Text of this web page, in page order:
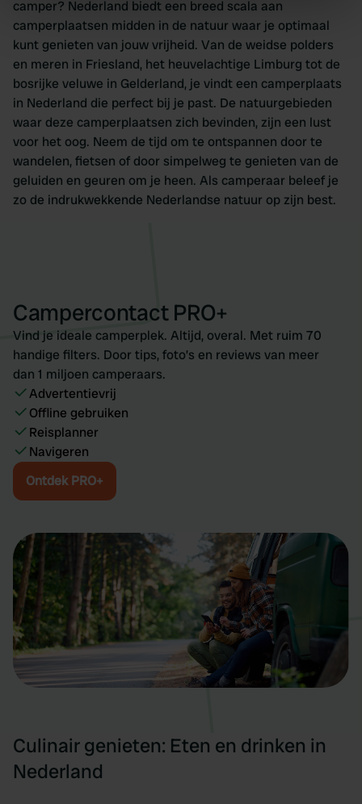
specific characteristics (fingerprinting)
Find out more about how your personal data is processed
and set your preferences in the details section.
We use cookies to personalise content and ads, to
provide social media features and to analyse our traffic.
We also share information about your use of our site with
our social media, advertising and analytics partners who
may combine it with other information that you’ve
provided to them or that they’ve collected from your use
of their services.
camper? Nederland biedt een breed scala aan
camperplaatsen midden in de natuur waar je optimaal
kunt genieten van jouw vrijheid. Van de weidse polders
en meren in Friesland, het heuvelachtige Limburg tot de
bosrijke veluwe in Gelderland, je vindt een camperplaats
in Nederland die perfect bij je past. De natuurgebieden
waar deze camperplaatsen zich bevinden, zijn een lust
voor het oog. Neem de tijd om te ontspannen door te
wandelen, fietsen of door simpelweg te genieten van de
geluiden en geuren om je heen. Als camperaar beleef je
zo de indrukwekkende Nederlandse natuur op zijn best.
Campercontact PRO+
Vind je ideale camperplek. Altijd, overal. Met ruim 70
handige filters. Door tips, foto’s en reviews van meer
dan 1 miljoen camperaars.
Advertentievrij
Offline gebruiken
Reisplanner
Navigeren
Ontdek PRO+
Culinair genieten: Eten en drinken in
Nederland